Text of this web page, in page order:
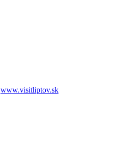
www.visitliptov.sk